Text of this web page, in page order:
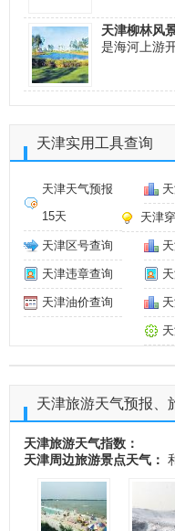
天津柳林风
是海河上游
天津实用工具查询
天津天气预报
15天
天津
天津区号查询
天津违章查询
天津油价查询
天津旅游天气预报、
天津旅游天气指数：
天津周边旅游景点天气：